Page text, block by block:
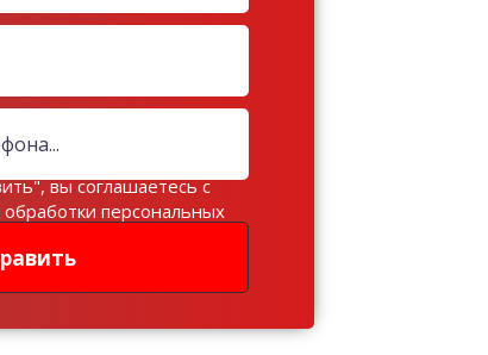
вы соглашаетесь с
персональных